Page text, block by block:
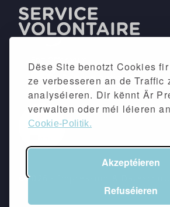
Dëse Site benotzt Cookies
ze verbesseren an de Traffic
analyséieren. Dir kënnt Är
verwalten oder méi léieren
Cookie-Politik.
Akzeptéieren
Refuséieren
©2026 -